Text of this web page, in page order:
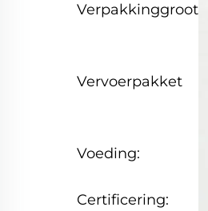
Verpakkinggrootte:
Vervoerpakket
Voeding:
Certificering: